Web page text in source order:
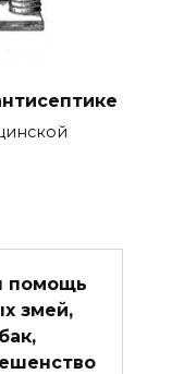
помощь
змей,